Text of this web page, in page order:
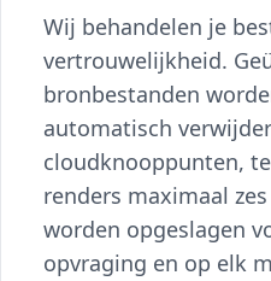
Wij behandelen je
vertrouwelijkheid.
bronbestanden
automatisch
cloudknooppunten,
renders maximaal
worden opgeslagen
opvraging en op elk